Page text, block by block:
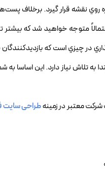
روي نقشه قرار گيرد. برخلاف
متوجه خواهيد شد که
در چيزي است که بازديدکنندگان
به تلاش نياز دارد. اين
شرکت معتبر در زمینهطراحی سایت